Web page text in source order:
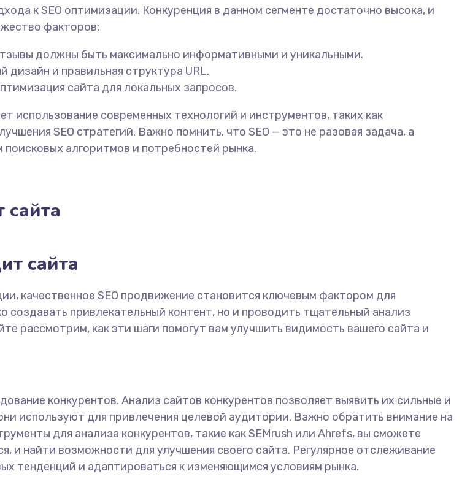
к SEO оптимизации. Конкуренция в данном сегменте достаточно высока, и
факторов:
должны быть максимально информативными и уникальными.
дизайн и правильная структура URL.
сайта для локальных запросов.
использование современных технологий и инструментов, таких как
SEO стратегий. Важно помнить, что SEO — это не разовая задача, а
алгоритмов и потребностей рынка.
сайта
качественное SEO продвижение становится ключевым фактором для
создавать привлекательный контент, но и проводить тщательный анализ
рассмотрим, как эти шаги помогут вам улучшить видимость вашего сайта и
конкурентов. Анализ сайтов конкурентов позволяет выявить их сильные и
используют для привлечения целевой аудитории. Важно обратить внимание на
для анализа конкурентов, такие как SEMrush или Ahrefs, вы сможете
и найти возможности для улучшения своего сайта. Регулярное отслеживание
тенденций и адаптироваться к изменяющимся условиям рынка.